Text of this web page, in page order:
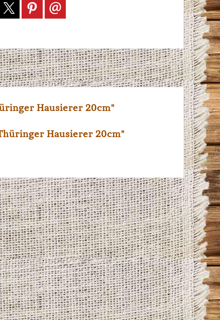
Hausierer 20cm"
Hausierer 20cm"